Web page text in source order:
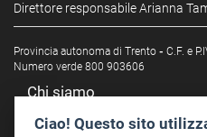
Direttore responsabile Arianna
Provincia autonoma di Trento - C.F. e
Numero verde 800 903606
Chi siamo
Redazione
Ciao! Questo sito